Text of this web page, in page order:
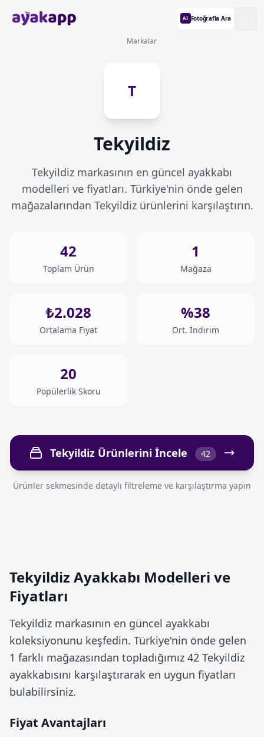
AI Fotoğrafla Ara
Markalar
T
Tekyildiz
Tekyildiz markasının en güncel ayakkabı
modelleri ve fiyatları. Türkiye'nin önde gelen
mağazalarından Tekyildiz ürünlerini karşılaştırın.
42
Toplam Ürün
1
Mağaza
₺2.028
Ortalama Fiyat
%38
Ort. İndirim
20
Popülerlik Skoru
Tekyildiz Ürünlerini İncele 42
Ürünler sekmesinde detaylı filtreleme ve karşılaştırma yapın
Tekyildiz Ayakkabı Modelleri ve
Fiyatları
Tekyildiz markasının en güncel ayakkabı
koleksiyonunu keşfedin. Türkiye'nin önde gelen
1 farklı mağazasından topladığımız 42 Tekyildiz
ayakkabısını karşılaştırarak en uygun fiyatları
bulabilirsiniz.
Fiyat Avantajları